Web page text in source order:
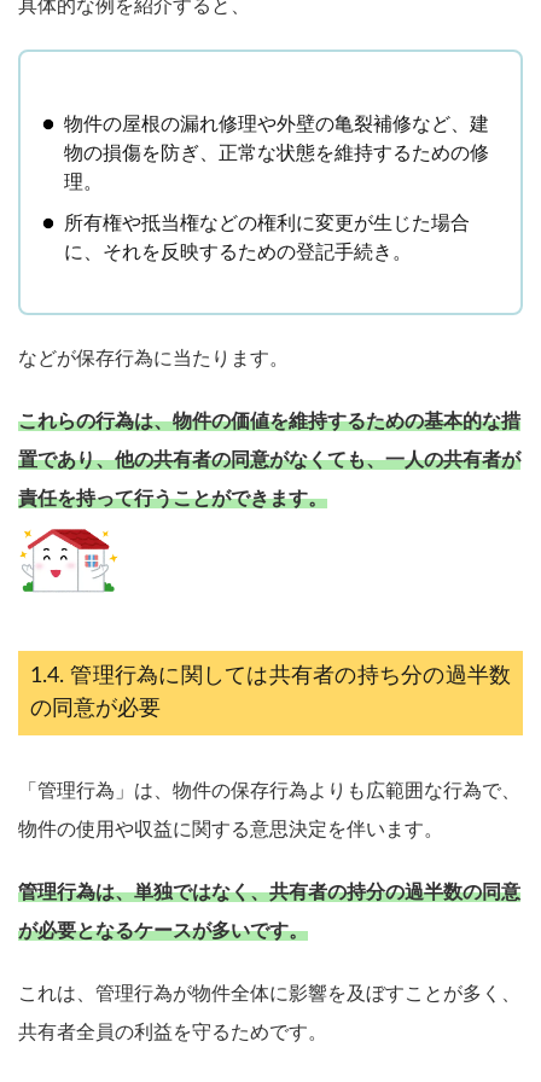
具体的な例を紹介すると、
物件の屋根の漏れ修理や外壁の亀裂補修など、建
物の損傷を防ぎ、正常な状態を維持するための修
理。
所有権や抵当権などの権利に変更が生じた場合
に、それを反映するための登記手続き。
などが保存行為に当たります。
これらの行為は、物件の価値を維持するための基本的な措
置であり、他の共有者の同意がなくても、一人の共有者が
責任を持って行うことができます。
管理行為に関しては共有者の持ち分の過半数
の同意が必要
「管理行為」は、物件の保存行為よりも広範囲な行為で、
物件の使用や収益に関する意思決定を伴います。
管理行為は、単独ではなく、共有者の持分の過半数の同意
が必要となるケースが多いです。
これは、管理行為が物件全体に影響を及ぼすことが多く、
共有者全員の利益を守るためです。